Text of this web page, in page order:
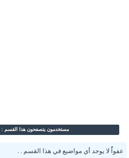
مستخدمون يتصفحون هذا القسم : 1 ضيف/ضيوف
عفواًً لا يوجد أي مواضيع في هذا القسم . .